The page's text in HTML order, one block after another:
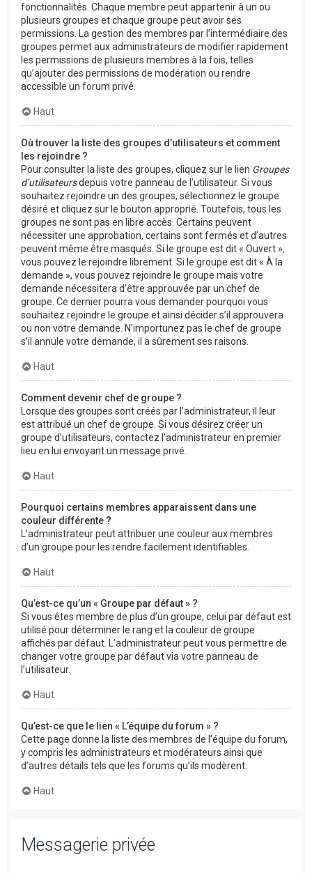
fonctionnalités. Chaque membre peut appartenir à un ou
plusieurs groupes et chaque groupe peut avoir ses
permissions. La gestion des membres par l’intermédiaire des
groupes permet aux administrateurs de modifier rapidement
les permissions de plusieurs membres à la fois, telles
qu’ajouter des permissions de modération ou rendre
accessible un forum privé.
Haut
Où trouver la liste des groupes d’utilisateurs et comment
les rejoindre ?
Pour consulter la liste des groupes, cliquez sur le lien Groupes
d’utilisateursdepuis votre panneau de l’utilisateur. Si vous
souhaitez rejoindre un des groupes, sélectionnez le groupe
désiré et cliquez sur le bouton approprié. Toutefois, tous les
groupes ne sont pas en libre accès. Certains peuvent
nécessiter une approbation, certains sont fermés et d’autres
peuvent même être masqués. Si le groupe est dit « Ouvert »,
vous pouvez le rejoindre librement. Si le groupe est dit « À la
demande », vous pouvez rejoindre le groupe mais votre
demande nécessitera d’être approuvée par un chef de
groupe. Ce dernier pourra vous demander pourquoi vous
souhaitez rejoindre le groupe et ainsi décider s’il approuvera
ou non votre demande. N’importunez pas le chef de groupe
s’il annule votre demande, il a sûrement ses raisons.
Haut
Comment devenir chef de groupe ?
Lorsque des groupes sont créés par l’administrateur, il leur
est attribué un chef de groupe. Si vous désirez créer un
groupe d’utilisateurs, contactez l’administrateur en premier
lieu en lui envoyant un message privé.
Haut
Pourquoi certains membres apparaissent dans une
couleur différente ?
L’administrateur peut attribuer une couleur aux membres
d’un groupe pour les rendre facilement identifiables.
Haut
Qu’est-ce qu’un « Groupe par défaut » ?
Si vous êtes membre de plus d’un groupe, celui par défaut est
utilisé pour déterminer le rang et la couleur de groupe
affichés par défaut. L’administrateur peut vous permettre de
changer votre groupe par défaut via votre panneau de
l’utilisateur.
Haut
Qu’est-ce que le lien « L’équipe du forum » ?
Cette page donne la liste des membres de l’équipe du forum,
y compris les administrateurs et modérateurs ainsi que
d’autres détails tels que les forums qu’ils modèrent.
Haut
Messagerie privée